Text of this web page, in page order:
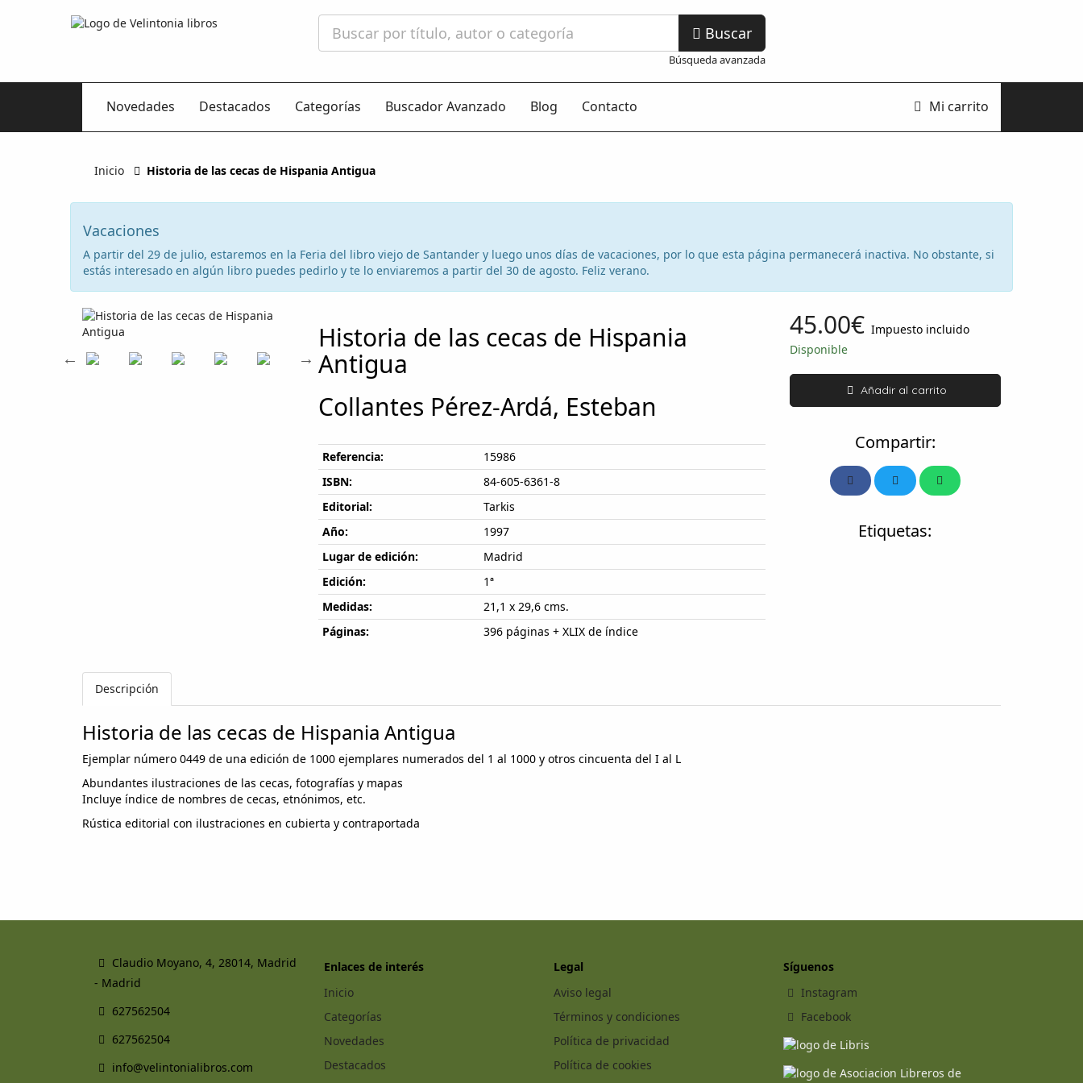
Buscar
Búsqueda avanzada
Novedades Destacados Categorías Buscador Avanzado Blog Contacto Mi carrito
Inicio Historia de las cecas de Hispania Antigua
Vacaciones
A partir del 29 de julio, estaremos en la Feria del libro viejo de Santander y luego unos días de vacaciones, por lo que esta página permanecerá inactiva. No obstante, si
estás interesado en algún libro puedes pedirlo y te lo enviaremos a partir del 30 de agosto. Feliz verano.
Historia de las cecas de Hispania
Antigua
Collantes Pérez-Ardá, Esteban
Referencia:
15986
ISBN:
84-605-6361-8
Editorial:
Tarkis
Año:
1997
Lugar de edición:
Madrid
Edición:
1ª
Medidas:
21,1 x 29,6 cms.
Páginas:
396 páginas + XLIX de índice
45.00€ Impuesto incluido
Disponible
Añadir al carrito
Compartir:
Etiquetas:
Descripción
Historia de las cecas de Hispania Antigua
Ejemplar número 0449 de una edición de 1000 ejemplares numerados del 1 al 1000 y otros cincuenta del I al L
Abundantes ilustraciones de las cecas, fotografías y mapas
Incluye índice de nombres de cecas, etnónimos, etc.
Rústica editorial con ilustraciones en cubierta y contraportada
Claudio Moyano, 4, 28014, Madrid
- Madrid
627562504
627562504
info@velintonialibros.com
Enlaces de interés
Inicio
Categorías
Novedades
Destacados
Legal
Aviso legal
Términos y condiciones
Política de privacidad
Política de cookies
Síguenos
Instagram
Facebook